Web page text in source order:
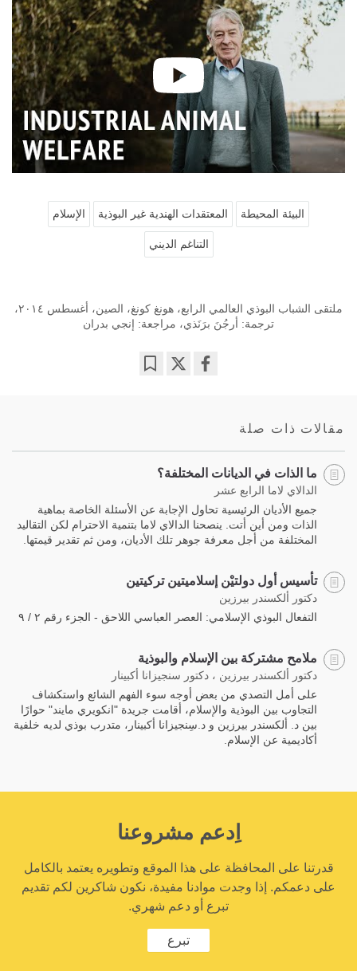
البيئة المحيطة المعتقدات الهندية غير البوذية الإسلام
التناغم الديني
ملتقى الشباب البوذي العالمي الرابع، هونغ كونغ، الصين، أغسطس ٢٠١٤،
ترجمة: أرجُنَ برَنَذي، مراجعة: إنجي بدران
مقالات ذات صلة
ما الذات في الديانات المختلفة؟
الدالاي لاما الرابع عشر
جميع الأديان الرئيسية تحاول الإجابة عن الأسئلة الخاصة بماهية
الذات ومن أين أتت. ينصحنا الدالاي لاما بتنمية الاحترام لكن التقاليد
المختلفة من أجل معرفة جوهر تلك الأديان، ومن ثم تقدير قيمتها.
تأسيس أول دولتيْن إسلاميتين تركيتين
دكتور ألكسندر بيرزين
التفعال البوذي الإسلامي: العصر العباسي اللاحق - الجزء رقم ٢ / ٩
ملامح مشتركة بين الإسلام والبوذية
دكتور ألكسندر بيرزين ، دكتور سنجيزانا أكبينار
على أمل التصدي من بعض أوجه سوء الفهم الشائع واستكشاف
التجاوب بين البوذية والإسلام، أقامت جريدة "انكويري مايند" حوارًا
بين د. ألكسندر بيرزين و د.سِنجيزانا أكبينار، متدرب بوذي لديه خلفية
أكاديمية عن الإسلام.
اِدعم مشروعنا
قدرتنا على المحافظة على هذا الموقع وتطويره يعتمد بالكامل
على دعمكم. إذا وجدت موادنا مفيدة، نكون شاكرين لكم تقديم
تبرع أو دعم شهري.
تبرع